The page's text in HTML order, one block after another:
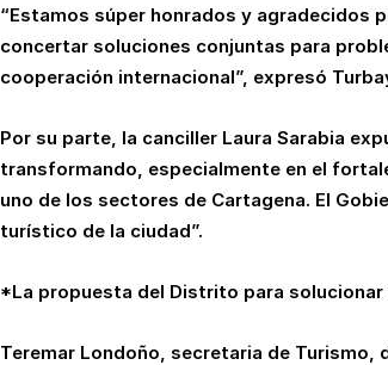
“Estamos súper honrados y agradecidos
concertar soluciones conjuntas para
cooperación internacional”, expresó
Por su parte, la canciller Laura Sarabia
transformando, especialmente en el
uno de los sectores de Cartagena. El
turístico de la ciudad”.
*La propuesta del Distrito para
Teremar Londoño, secretaria de